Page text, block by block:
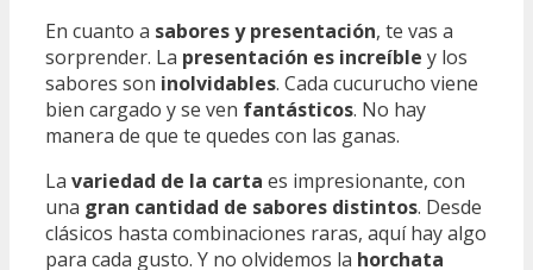
En cuanto a sabores y presentación, te vas a
sorprender. La presentación es increíble y los
sabores son inolvidables. Cada cucurucho viene
bien cargado y se ven fantásticos. No hay
manera de que te quedes con las ganas.
La variedad de la carta es impresionante, con
una gran cantidad de sabores distintos. Desde
clásicos hasta combinaciones raras, aquí hay algo
para cada gusto. Y no olvidemos la horchata